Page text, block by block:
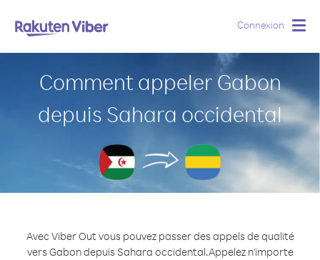
Connexion
Comment appeler Gabon
depuis Sahara occidental
Avec Viber Out vous pouvez passer des appels de qualité
vers Gabon depuis Sahara occidental.Appelez n'importe